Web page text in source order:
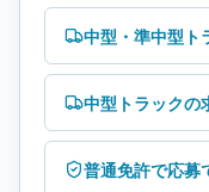
中型・準中型ト
中型トラックの
普通免許で応募